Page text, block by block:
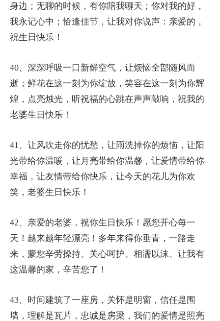
身边；无聊的时候，有你陪我聊天；你对我的好，
我永记心中；恰逢佳节，让我对你说声：亲爱的，
祝生日快乐！
40、深深呼吸一口新鲜空气，让烦恼全部随风而
逝；鲜花在这一刻为你绽放，笑容在这一刻为你辉
煌，点亮烛光，听祝福的心跳在声声敲响，祝我的
老婆生日快乐！
41、让风吹走你的忧愁，让雨洗掉你的烦恼，让阳
光带给你温暖，让月亮带给你温馨，让爱情带给你
幸福，让友情带给你快乐，让今天的花儿为你欢
笑，老婆生日快乐！
42、亲爱的老婆，祝你生日快乐！愿您开心每一
天！越来越年轻漂亮！多年来得你垂青，一路走
来，蒙您辛劳操持、关心呵护、相濡以沫、让我有
这温馨的家，辛苦您了！
43、时间建筑了一座房，关怀是明窗，信任是围
墙，理解是瓦片，忠诚是房梁，我们的爱情是照亮